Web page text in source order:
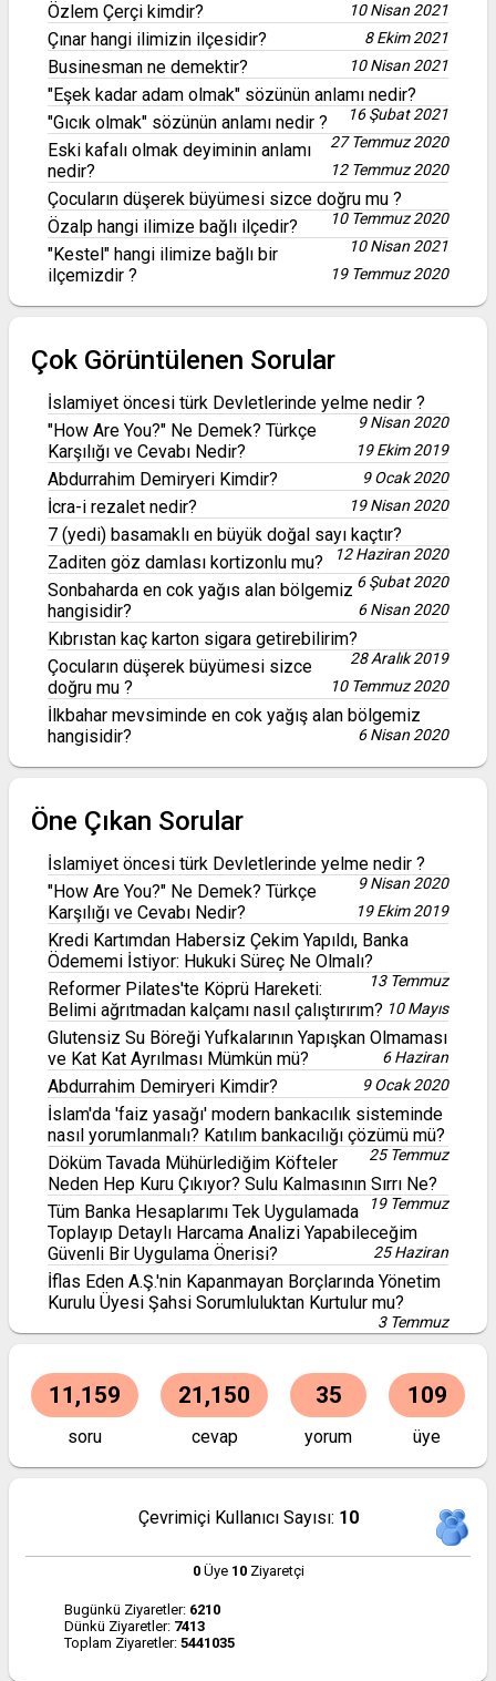
Özlem Çerçi kimdir? 10 Nisan 2021
Çınar hangi ilimizin ilçesidir? 8 Ekim 2021
Businesman ne demektir? 10 Nisan 2021
"Eşek kadar adam olmak" sözünün anlamı nedir?
16 Şubat 2021
"Gıcık olmak" sözünün anlamı nedir ?
27 Temmuz 2020
Eski kafalı olmak deyiminin anlamı
nedir?
12 Temmuz 2020
Çocuların düşerek büyümesi sizce doğru mu ?
10 Temmuz 2020
Özalp hangi ilimize bağlı ilçedir?
10 Nisan 2021
"Kestel" hangi ilimize bağlı bir
ilçemizdir ?
19 Temmuz 2020
Çok Görüntülenen Sorular
İslamiyet öncesi türk Devletlerinde yelme nedir ?
9 Nisan 2020
"How Are You?" Ne Demek? Türkçe
Karşılığı ve Cevabı Nedir?
19 Ekim 2019
Abdurrahim Demiryeri Kimdir? 9 Ocak 2020
İcra-i rezalet nedir? 19 Nisan 2020
7 (yedi) basamaklı en büyük doğal sayı kaçtır?
12 Haziran 2020
Zaditen göz damlası kortizonlu mu?
6 Şubat 2020
Sonbaharda en cok yağıs alan bölgemiz
hangisidir?
6 Nisan 2020
Kıbrıstan kaç karton sigara getirebilirim?
28 Aralık 2019
Çocuların düşerek büyümesi sizce
doğru mu ?
10 Temmuz 2020
İlkbahar mevsiminde en cok yağış alan bölgemiz
hangisidir?
6 Nisan 2020
Öne Çıkan Sorular
İslamiyet öncesi türk Devletlerinde yelme nedir ?
9 Nisan 2020
"How Are You?" Ne Demek? Türkçe
Karşılığı ve Cevabı Nedir?
19 Ekim 2019
Kredi Kartımdan Habersiz Çekim Yapıldı, Banka
Ödememi İstiyor: Hukuki Süreç Ne Olmalı?
13 Temmuz
Reformer Pilates'te Köprü Hareketi:
Belimi ağrıtmadan kalçamı nasıl çalıştırırım? 10 Mayıs
Glutensiz Su Böreği Yufkalarının Yapışkan Olmaması
ve Kat Kat Ayrılması Mümkün mü?
6 Haziran
Abdurrahim Demiryeri Kimdir? 9 Ocak 2020
İslam'da 'faiz yasağı' modern bankacılık sisteminde
nasıl yorumlanmalı? Katılım bankacılığı çözümü mü?
25 Temmuz
Döküm Tavada Mühürlediğim Köfteler
Neden Hep Kuru Çıkıyor? Sulu Kalmasının Sırrı Ne?
19 Temmuz
Tüm Banka Hesaplarımı Tek Uygulamada
Toplayıp Detaylı Harcama Analizi Yapabileceğim
Güvenli Bir Uygulama Önerisi?
25 Haziran
İflas Eden A.Ş.'nin Kapanmayan Borçlarında Yönetim
Kurulu Üyesi Şahsi Sorumluluktan Kurtulur mu?
3 Temmuz
11,159
soru
21,150
cevap
35
yorum
109
üye
Çevrimiçi Kullanıcı Sayısı: 10
0Üye 10Ziyaretçi
Bugünkü Ziyaretler: 6210
Dünkü Ziyaretler: 7413
Toplam Ziyaretler: 5441035